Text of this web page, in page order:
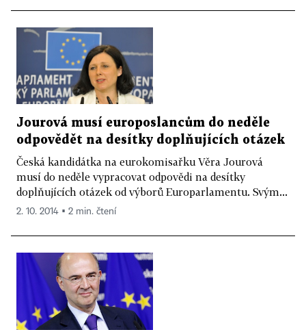
Jourová musí europoslancům do neděle
odpovědět na desítky doplňujících otázek
Česká kandidátka na eurokomisařku Věra Jourová
musí do neděle vypracovat odpovědi na desítky
doplňujících otázek od výborů Europarlamentu. Svým...
2. 10. 2014 ▪ 2 min. čtení